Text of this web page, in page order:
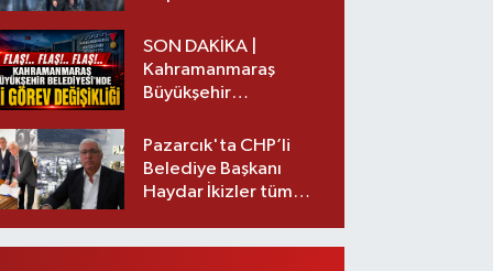
SON DAKİKA |
Kahramanmaraş
Büyükşehir
görev değişikliği!
Pazarcık'ta CHP’li
Belediye Başkanı
Haydar İkizler tüm